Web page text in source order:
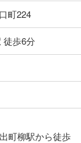
町224
徒歩6分
町柳駅から徒歩